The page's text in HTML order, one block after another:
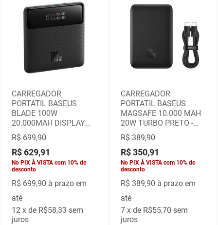
CARREGADOR
PORTATIL BASEUS
BLADE 100W
20.000MAH DISPLAY
DIGITA PRETO -
PPBL000301
R$ 699,90
R$ 629,91
No PIX À VISTA com 10% de
desconto
R$ 699,90 à prazo em
até
12x de R$58,33 sem
juros
CARREGADOR
PORTATIL BASEUS
MAGSAFE 10.000 MAH
20W TURBO PRETO -
PPCX070001
R$ 389,90
R$ 350,91
No PIX À VISTA com 10% de
desconto
R$ 389,90 à prazo em
até
7x de R$55,70 sem
juros